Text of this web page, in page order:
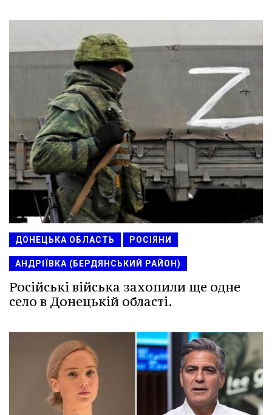
ДОНЕЦЬКА ОБЛАСТЬ РОСІЯНИ
АНДРІЇВКА (БЕРДЯНСЬКИЙ РАЙОН)
Російські війська захопили ще одне
село в Донецькій області.